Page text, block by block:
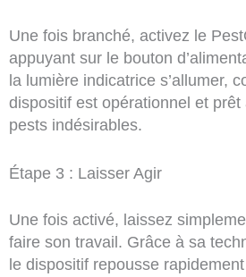
Une fois branché, activez le
appuyant sur le bouton
la lumière indicatrice s’allumer,
dispositif est opérationnel et
pests indésirables.
Étape 3 : Laisser Agir
Une fois activé, laissez
faire son travail. Grâce à sa
le dispositif repousse